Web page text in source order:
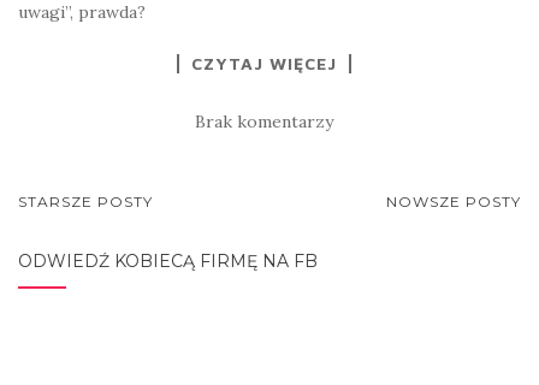
uwagi”, prawda?
CZYTAJ WIĘCEJ
Brak komentarzy
NAWIGACJA
STARSZE POSTY NOWSZE POSTY
ODWIEDŹ KOBIECĄ FIRMĘ NA FB